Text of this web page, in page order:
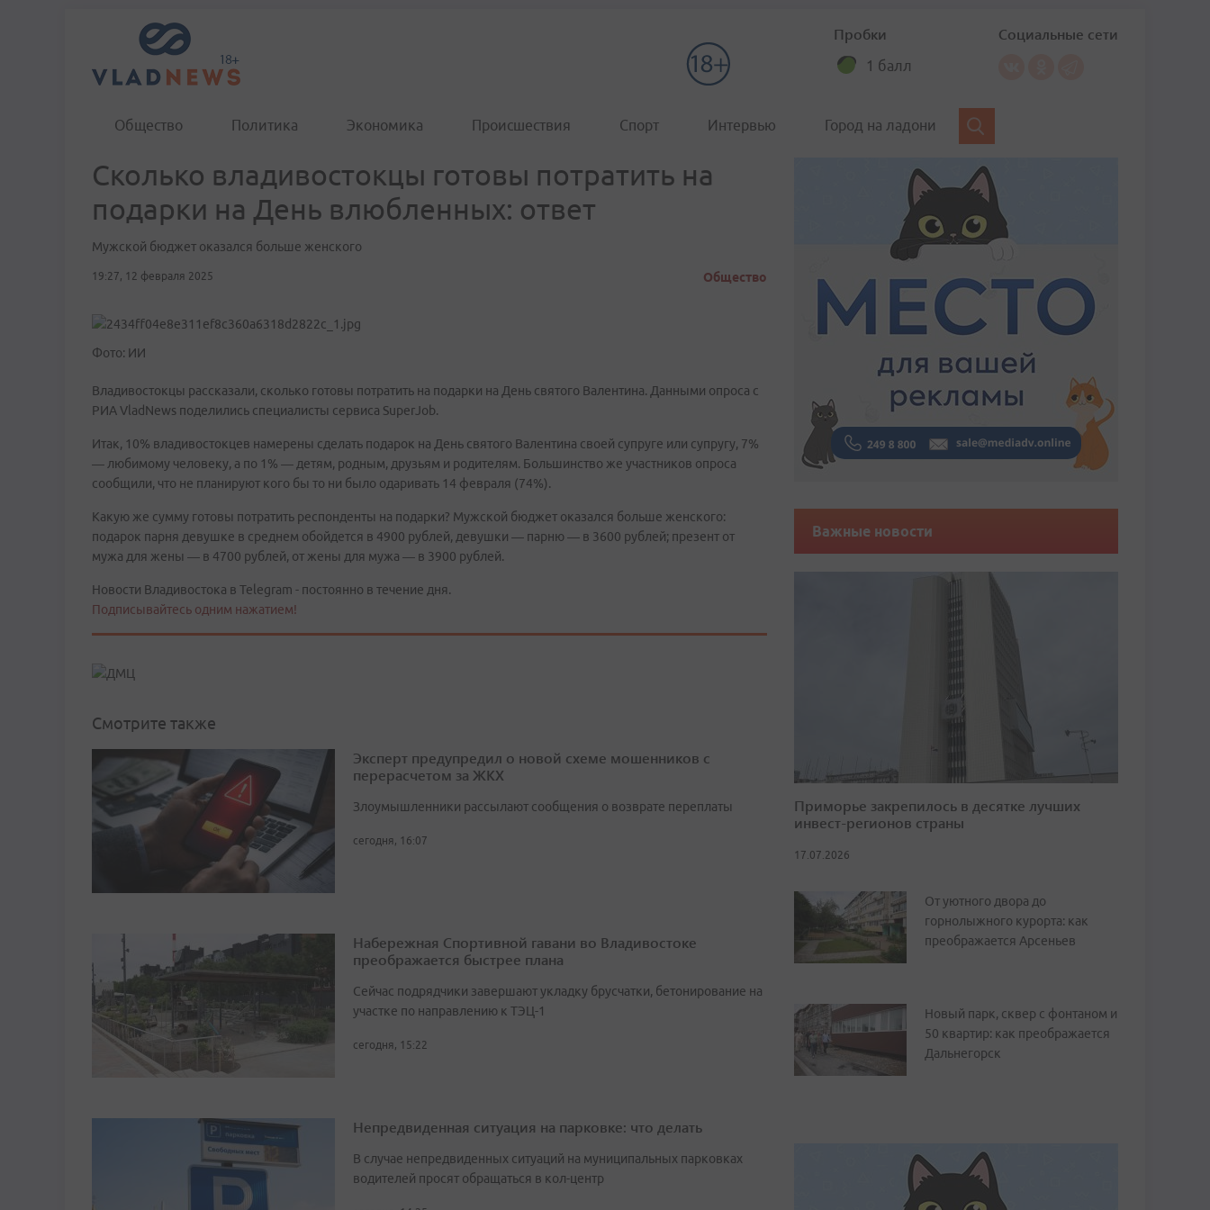
Пробки
1 балл
Социальные сети
Общество Политика Экономика Происшествия Спорт Интервью Город на ладони
Сколько владивостокцы готовы потратить на
подарки на День влюбленных: ответ
Мужской бюджет оказался больше женского
19:27, 12 февраля 2025 Общество
Фото: ИИ
Владивостокцы рассказали, сколько готовы потратить на подарки на День святого Валентина. Данными опроса с
РИА VladNews поделились специалисты сервиса SuperJob.
Итак, 10% владивостокцев намерены сделать подарок на День святого Валентина своей супруге или супругу, 7%
— любимому человеку, а по 1% — детям, родным, друзьям и родителям. Большинство же участников опроса
сообщили, что не планируют кого бы то ни было одаривать 14 февраля (74%).
Какую же сумму готовы потратить респонденты на подарки? Мужской бюджет оказался больше женского:
подарок парня девушке в среднем обойдется в 4900 рублей, девушки — парню — в 3600 рублей; презент от
мужа для жены — в 4700 рублей, от жены для мужа — в 3900 рублей.
Новости Владивостока в Telegram - постоянно в течение дня.
Подписывайтесь одним нажатием!
Смотрите также
Эксперт предупредил о новой схеме мошенников с
перерасчетом за ЖКХ
Злоумышленники рассылают сообщения о возврате переплаты
сегодня, 16:07
Набережная Спортивной гавани во Владивостоке
преображается быстрее плана
Сейчас подрядчики завершают укладку брусчатки, бетонирование на
участке по направлению к ТЭЦ-1
сегодня, 15:22
Непредвиденная ситуация на парковке: что делать
В случае непредвиденных ситуаций на муниципальных парковках
водителей просят обращаться в кол-центр
Важные новости
Приморье закрепилось в десятке лучших
инвест-регионов страны
17.07.2026
От уютного двора до
горнолыжного курорта: как
преображается Арсеньев
Новый парк, сквер с фонтаном и
50 квартир: как преображается
Дальнегорск